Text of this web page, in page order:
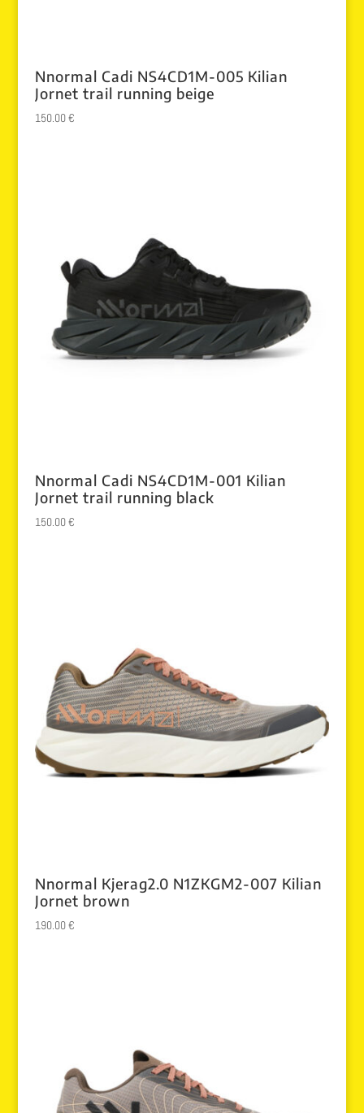
Nnormal Cadi NS4CD1M-005 Kilian
Jornet trail running beige
150.00€
Nnormal Cadi NS4CD1M-001 Kilian
Jornet trail running black
150.00€
Nnormal Kjerag2.0 N1ZKGM2-007 Kilian
Jornet brown
190.00€